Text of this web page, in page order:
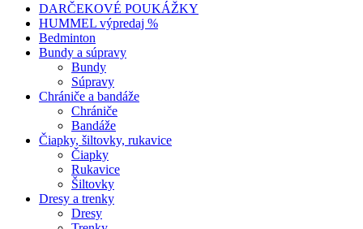
DARČEKOVÉ POUKÁŽKY
HUMMEL výpredaj %
Bedminton
Bundy a súpravy
Bundy
Súpravy
Chrániče a bandáže
Chrániče
Bandáže
Čiapky, šiltovky, rukavice
Čiapky
Rukavice
Šiltovky
Dresy a trenky
Dresy